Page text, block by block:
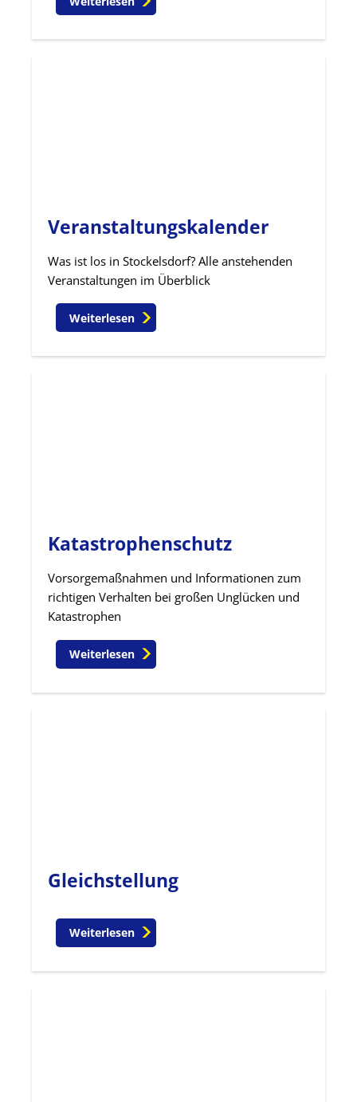
Veranstaltungskalender
Was ist los in Stockelsdorf? Alle anstehenden
Veranstaltungen im Überblick
Weiterlesen
Katastrophenschutz
Vorsorgemaßnahmen und Informationen zum
richtigen Verhalten bei großen Unglücken und
Katastrophen
Weiterlesen
Gleichstellung
Weiterlesen